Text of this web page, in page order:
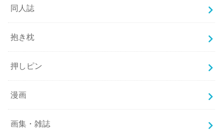
同人誌
抱き枕
押しピン
漫画
画集・雑誌